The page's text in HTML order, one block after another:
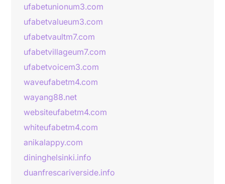
ufabetunionum3.com
ufabetvalueum3.com
ufabetvaultm7.com
ufabetvillageum7.com
ufabetvoicem3.com
waveufabetm4.com
wayang88.net
websiteufabetm4.com
whiteufabetm4.com
anikalappy.com
dininghelsinki.info
duanfrescariverside.info